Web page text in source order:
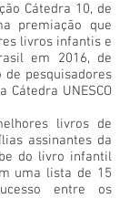
Cátedra 10, de
premiação que
livros infantis e
em 2016, de
pesquisadores
Cátedra UNESCO
livros de
assinantes da
do livro infantil
uma lista de 15
entre os